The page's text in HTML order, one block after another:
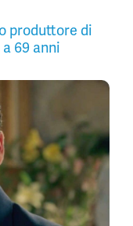
produttore di
69 anni